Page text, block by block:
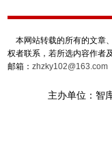
本网站转载的所有的文章
权者联系，若所选内容作者
邮箱： zhzky102@163.com
主办单位：智